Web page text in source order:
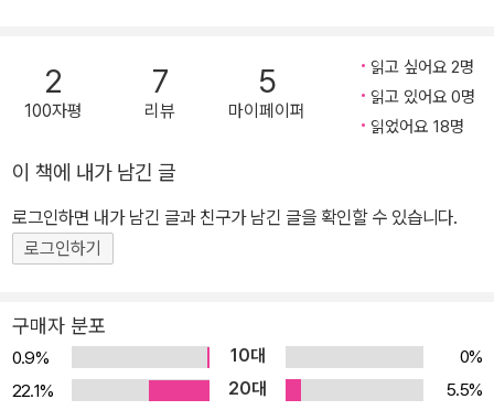
국 추리작가협회에서 주는 실버 대거 상을 받았다. 영국 문학에 기여
한 공로로 엘리자베스 2세 여왕으로부터 훈장(Order of the British
역사와 인간에 대한 깊은 애정과 이해를 드러내 전 세계인의 사랑을
향 슈롭셔에서 여든두 해의 생을 마쳤다.
2
100자평
7
리뷰
5
마이페이퍼
읽고 싶어요 2명
읽고 있어요 0명
읽었어요 18명
이 책에 내가 남긴 글
로그인하면 내가 남긴 글과 친구가 남긴 글을 확인할 수 있습니다.
로그인하기
구매자 분포
0.9% 10대
0%
22.1%
20대
5.5%